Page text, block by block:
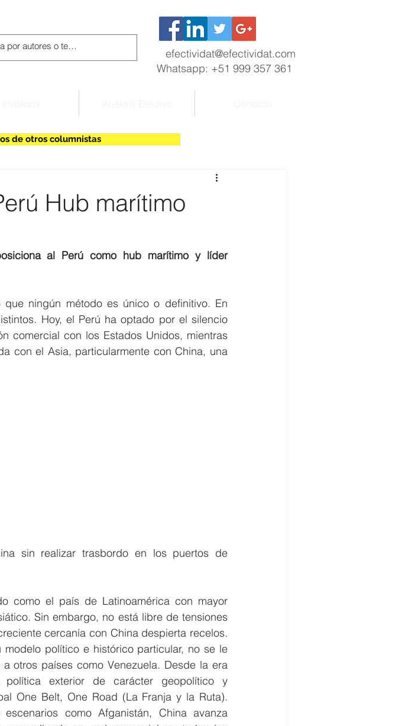
efectividat@efectividat.com
Whatsapp: +51 999 357 361
de otros columnistas
Hub marítimo
al Perú como hub marítimo y líder
ningún método es único o definitivo. En
Hoy, el Perú ha optado por el silencio
comercial con los Estados Unidos, mientras
con el Asia, particularmente con China, una
sin realizar trasbordo en los puertos de
como el país de Latinoamérica con mayor
Sin embargo, no está libre de tensiones
cercanía con China despierta recelos.
político e histórico particular, no se le
otros países como Venezuela. Desde la era
exterior de carácter geopolítico y
One Belt, One Road (La Franja y la Ruta).
como Afganistán, China avanza